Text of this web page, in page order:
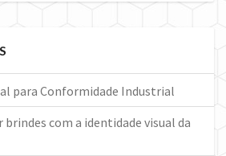
para Conformidade Industrial
com a identidade visual da